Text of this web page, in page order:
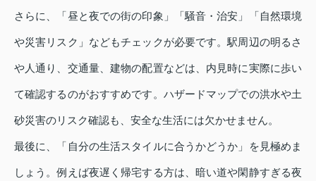
さらに、「昼と夜での街の印象」「騒音・治安」「自然環境
や災害リスク」などもチェックが必要です。駅周辺の明るさ
や人通り、交通量、建物の配置などは、内見時に実際に歩い
て確認するのがおすすめです。ハザードマップでの洪水や土
砂災害のリスク確認も、安全な生活には欠かせません。
最後に、「自分の生活スタイルに合うかどうか」を見極めま
しょう。例えば夜遅く帰宅する方は、暗い道や閑静すぎる夜